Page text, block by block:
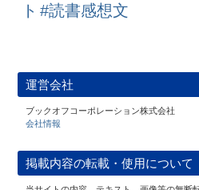
ト #読書感想文
運営会社
ブックオフコーポレーション株式会社
会社情報
掲載内容の転載・使用について